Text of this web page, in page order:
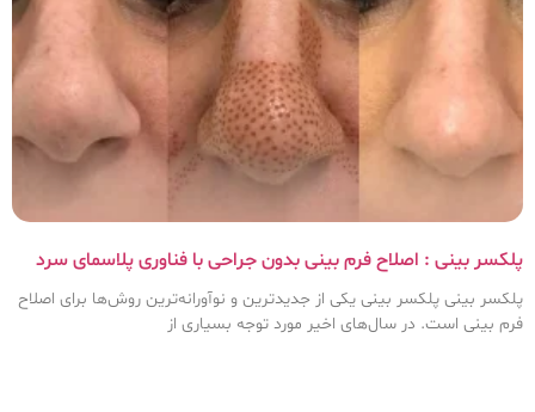
پلکسر بینی : اصلاح فرم بینی بدون جراحی با فناوری پلاسمای سرد
پلکسر بینی پلکسر بینی یکی از جدیدترین و نوآورانه‌ترین روش‌ها برای اصلاح
فرم بینی است. در سال‌های اخیر مورد توجه بسیاری از